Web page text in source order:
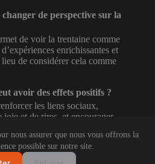
nous assurer que nous vous offrons la
possible sur notre site.
de perspective sur la
de voir la trentaine comme
enrichissantes et
de considérer cela comme
avoir des effets positifs ?
les liens sociaux,
et de rires, et encourager